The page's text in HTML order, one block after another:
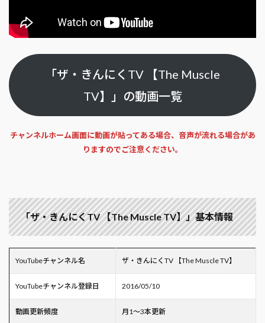
「ザ・きんにくTV 【The Muscle
TV】」の動画一覧
チャンネルホーム画面に動画が貼ってある場合、音声が流れる場合があ
りますのでご注意ください。
「ザ・きんにくTV 【The Muscle TV】」基本情報
YouTubeチャンネル名 ザ・きんにくTV 【The Muscle TV】
YouTubeチャンネル登録日 2016/05/10
動画更新頻度 月1～3本更新